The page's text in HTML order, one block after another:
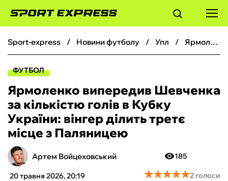
ФУТБОЛ
БОКС
ХОКЕЙ
ТЕНІС
sport-express новини футболу упл Ярмоленко випередив Шевченка за кількістю голів в Кубку України: вінгер ділить третє місце з Паляницею
ФУТБОЛ
Ярмоленко випередив Шевченка
за кількістю голів в Кубку
України: вінгер ділить третє
місце з Паляницею
Артем Войцеховський
20 травня 2026, 20:19
185
★★★★★
★★★★★2 голоси